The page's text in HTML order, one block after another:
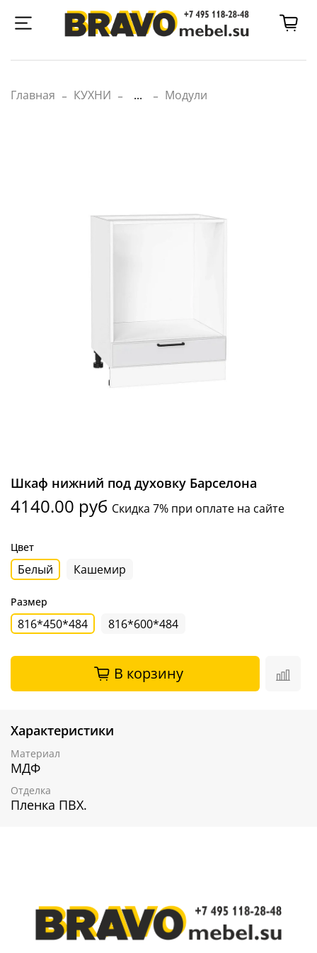
Главная КУХНИ ... Модули
Шкаф нижний под духовку Барселона
4140.00 руб Скидка 7% при оплате на сайте
Цвет
Белый Кашемир
Размер
816*450*484 816*600*484
В корзину
Характеристики
Материал
МДФ
Отделка
Пленка ПВХ.